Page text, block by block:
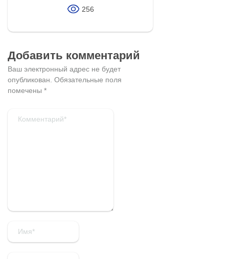
256
Добавить комментарий
Ваш электронный адрес не будет
опубликован. Обязательные поля
помечены *